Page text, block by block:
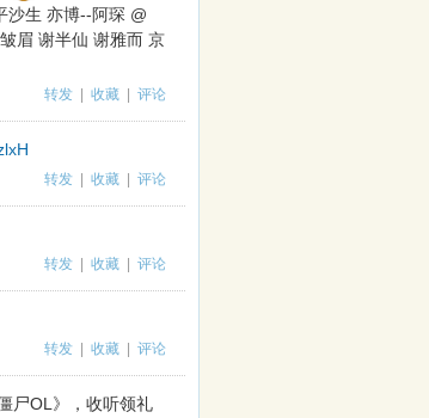
生 亦博--阿琛 @
眉 谢半仙 谢雅而 京
转发 收藏 评论
转发 收藏 评论
转发 收藏 评论
转发 收藏 评论
尸OL》，收听领礼